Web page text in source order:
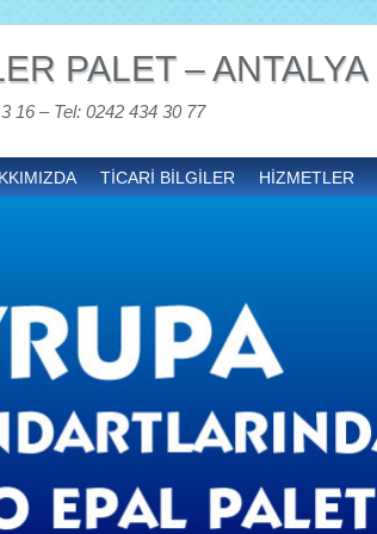
PALET – ANTALYA
16 – Tel: 0242 434 30 77
TİCARİ BİLGİLER HİZMETLER